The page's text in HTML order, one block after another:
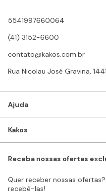
5541997660064
(41) 3152-6600
contato@kakos.com.br
Rua Nicolau José Gravina,
Ajuda
Kakos
Receba nossas ofertas
Quer receber nossas
recebê-las!